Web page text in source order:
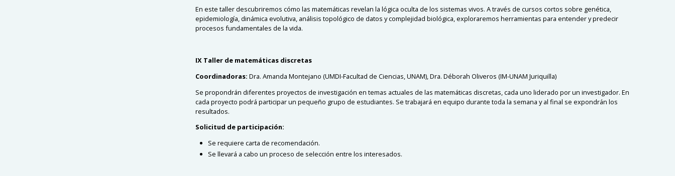
En este taller descubriremos cómo las matemáticas revelan la lógica oculta de los sistemas vivos. A través de cursos cortos sobre genética,
epidemiología, dinámica evolutiva, análisis topológico de datos y complejidad biológica, exploraremos herramientas para entender y predecir
procesos fundamentales de la vida.
IX Taller de matemáticas discretas
Coordinadoras: Dra. Amanda Montejano (UMDI-Facultad de Ciencias, UNAM), Dra. Déborah Oliveros (IM-UNAM Juriquilla)
Se propondrán diferentes proyectos de investigación en temas actuales de las matemáticas discretas, cada uno liderado por un investigador. En
cada proyecto podrá participar un pequeño grupo de estudiantes. Se trabajará en equipo durante toda la semana y al final se expondrán los
resultados.
Solicitud de participación:
Se requiere carta de recomendación.
Se llevará a cabo un proceso de selección entre los interesados.